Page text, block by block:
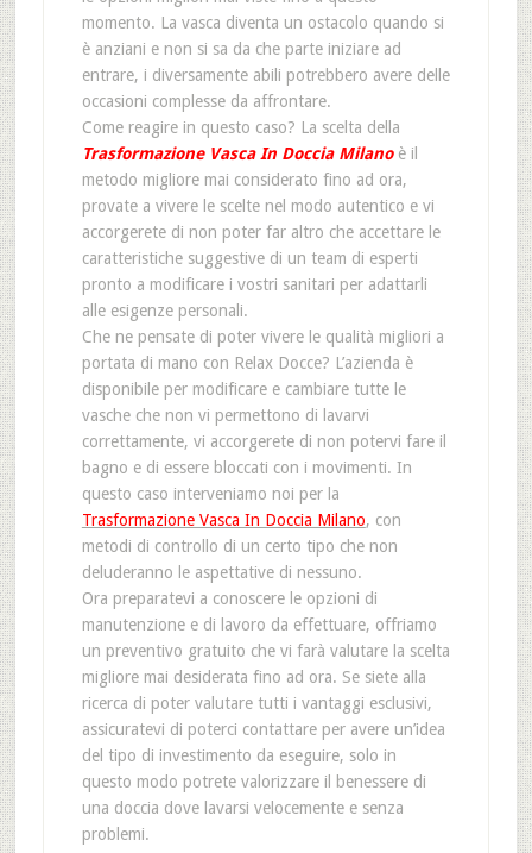
momento. La vasca diventa un ostacolo quando si
è anziani e non si sa da che parte iniziare ad
entrare, i diversamente abili potrebbero avere delle
occasioni complesse da affrontare.
Come reagire in questo caso? La scelta della
Trasformazione Vasca In Doccia Milanoè il
metodo migliore mai considerato fino ad ora,
provate a vivere le scelte nel modo autentico e vi
accorgerete di non poter far altro che accettare le
caratteristiche suggestive di un team di esperti
pronto a modificare i vostri sanitari per adattarli
alle esigenze personali.
Che ne pensate di poter vivere le qualità migliori a
portata di mano con Relax Docce? L’azienda è
disponibile per modificare e cambiare tutte le
vasche che non vi permettono di lavarvi
correttamente, vi accorgerete di non potervi fare il
bagno e di essere bloccati con i movimenti. In
questo caso interveniamo noi per la
Trasformazione Vasca In Doccia Milano, con
metodi di controllo di un certo tipo che non
deluderanno le aspettative di nessuno.
Ora preparatevi a conoscere le opzioni di
manutenzione e di lavoro da effettuare, offriamo
un preventivo gratuito che vi farà valutare la scelta
migliore mai desiderata fino ad ora. Se siete alla
ricerca di poter valutare tutti i vantaggi esclusivi,
assicuratevi di poterci contattare per avere un’idea
del tipo di investimento da eseguire, solo in
questo modo potrete valorizzare il benessere di
una doccia dove lavarsi velocemente e senza
problemi.